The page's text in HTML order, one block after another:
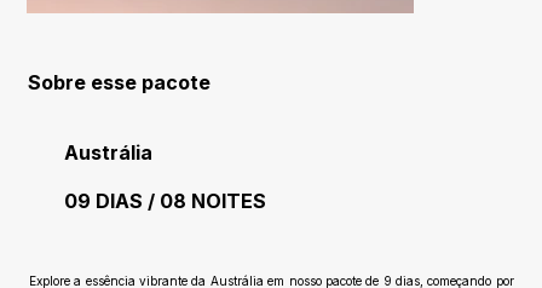
Sobre esse pacote
Austrália
09 DIAS / 08 NOITES
Explore a essência vibrante da Austrália em nosso pacote de 9 dias, começando por